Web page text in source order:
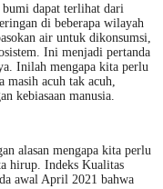
bumi dapat terlihat dari
di beberapa wilayah
air untuk dikonsumsi,
Ini menjadi pertanda
Inilah mengapa kita perlu
acuh tak acuh,
kebiasaan manusia.
alasan mengapa kita perlu
hirup. Indeks Kualitas
awal April 2021 bahwa